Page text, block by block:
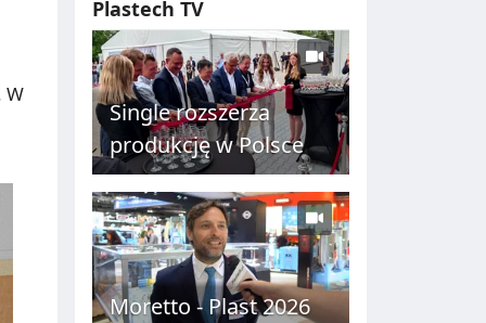
W
C
H
Plastech TV
Single rozszerza
produkcję w Polsce
Moretto - Plast 2026